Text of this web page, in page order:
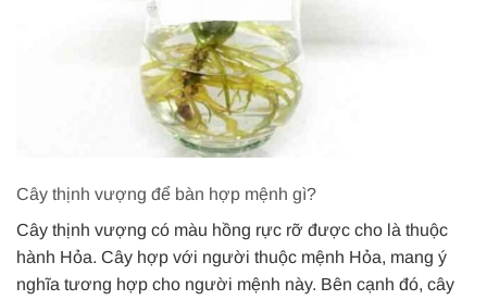
Cây thịnh vượng để bàn hợp mệnh gì?
Cây thịnh vượng có màu hồng rực rỡ được cho là thuộc
hành Hỏa. Cây hợp với người thuộc mệnh Hỏa, mang ý
nghĩa tương hợp cho người mệnh này. Bên cạnh đó, cây